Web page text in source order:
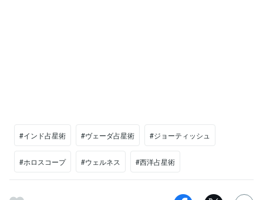
#インド占星術 #ヴェーダ占星術 #ジョーティッシュ
#ホロスコープ #ウェルネス #西洋占星術